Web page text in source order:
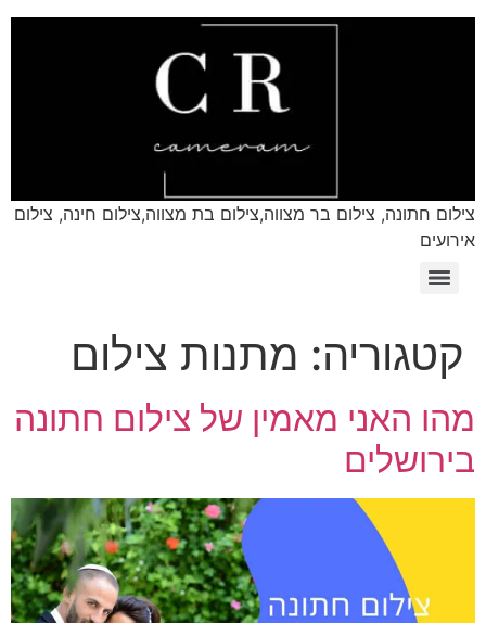
צילום חתונה, צילום בר מצווה,צילום בת מצווה,צילום חינה, צילום
אירועים
קטגוריה: מתנות צילום
מהו האני מאמין של צילום חתונה
בירושלים